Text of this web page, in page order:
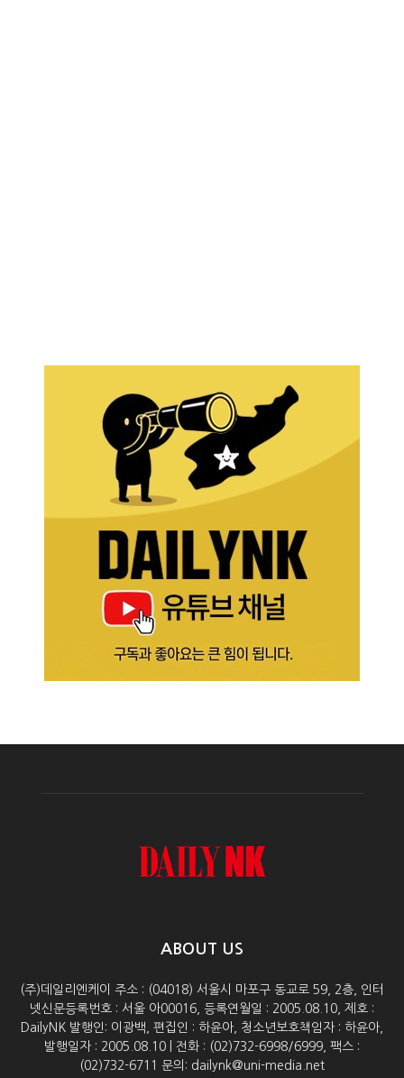
ABOUT US
(주)데일리엔케이 주소 : (04018) 서울시 마포구 동교로 59, 2층, 인터
넷신문등록번호 : 서울 아00016, 등록연월일 : 2005.08.10, 제호 :
DailyNK 발행인: 이광백, 편집인 : 하윤아, 청소년보호책임자 : 하윤아,
발행일자 : 2005.08.10 | 전화 : (02)732-6998/6999, 팩스 :
(02)732-6711 문의: dailynk@uni-media.net